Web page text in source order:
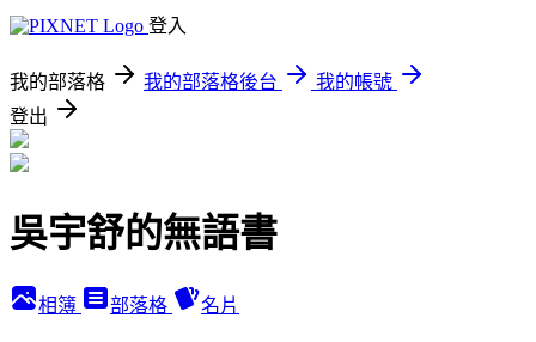
登入
我的部落格 我的部落格後台
我的帳號
登出
吳宇舒的無語書
相簿 部落格 名片